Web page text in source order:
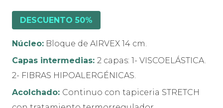
DESCUENTO 50%
Núcleo: Bloque de AIRVEX 14 cm.
Capas intermedias: 2 capas: 1- VISCOELÁSTICA.
2- FIBRAS HIPOALERGÉNICAS.
Acolchado: Continuo con tapiceria STRETCH